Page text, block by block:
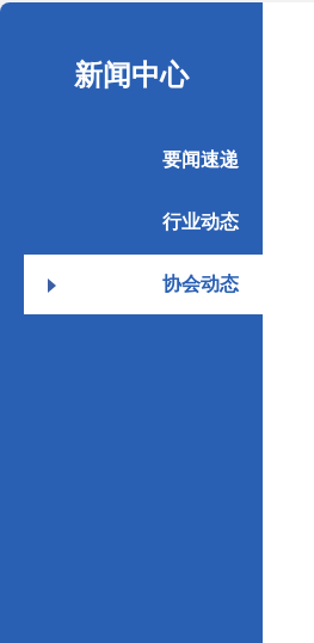
新闻中心
要闻速递
行业动态
协会动态